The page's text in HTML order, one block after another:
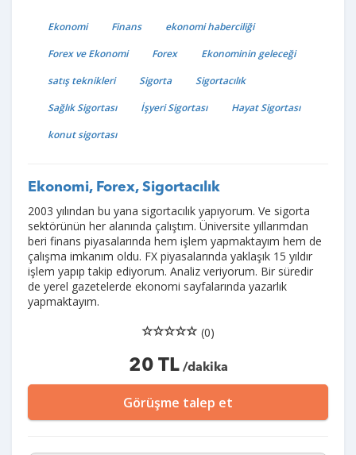
Ekonomi Finans
ekonomi haberciliği
Forex ve Ekonomi
Forex
Ekonominin geleceği
satış teknikleri
Sigorta
Sigortacılık
Sağlık Sigortası
İşyeri Sigortası
Hayat Sigortası
konut sigortası
Ekonomi, Forex, Sigortacılık
2003 yılından bu yana sigortacılık yapıyorum. Ve sigorta
sektörünün her alanında çalıştım. Üniversite yıllarımdan
beri finans piyasalarında hem işlem yapmaktayım hem de
çalışma imkanım oldu. FX piyasalarında yaklaşık 15 yıldır
işlem yapıp takip ediyorum. Analiz veriyorum. Bir süredir
de yerel gazetelerde ekonomi sayfalarında yazarlık
yapmaktayım.
(0)
20 TL/dakika
Görüşme talep et